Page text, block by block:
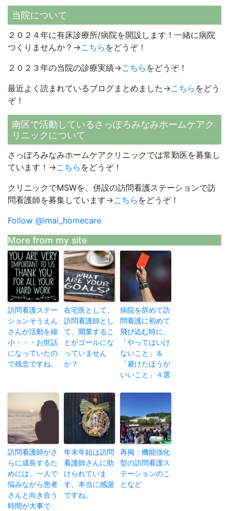
当院について
２０２４年に有床診療所/病院を開設します！一緒に病院
つくりませんか？→こちら をどうぞ！
２０２３年の当院の診療実績→こちら をどうぞ！
最近よく読まれているブログまとめました→こちら をどう
ぞ！
南区で活動しているさっぽろみなみホームケアク
リニックについて
さっぽろみなみホームケアクリニックでは常勤医を募集し
ています！→こちら をどうぞ！
クリニックでMSWを、併設の訪問看護ステーションで訪
問看護師を募集しています→こちら をどうぞ！
Follow @imai_homecare
More from my site
訪問看護ステー
ションそうえん
さんが活動を縮
小・・・お世話
になっていたの
で残念ですね。
在宅医として、
訪問看護師とし
て、開業するこ
とがゴールにな
っていません
か？
病院を辞めて訪
問看護に初めて
飛び込む時に、
「やってはいけ
ないこと」＆
「避けたほうが
いいこと」４選
訪問看護師がさ
らに成長するた
めには、一人で
悩みながら患者
さんと向き合う
時間が大事で
年末年始は訪問
看護師さんに助
けられていま
す。本当に感謝
ですね。
再掲：機能強化
型の訪問看護ス
テーションのこ
となど